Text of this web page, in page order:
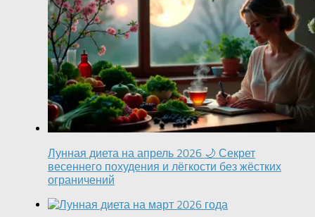
Лунная диета на апрель 2026 🌙 Секрет
весеннего похудения и лёгкости без жёстких
ограничений